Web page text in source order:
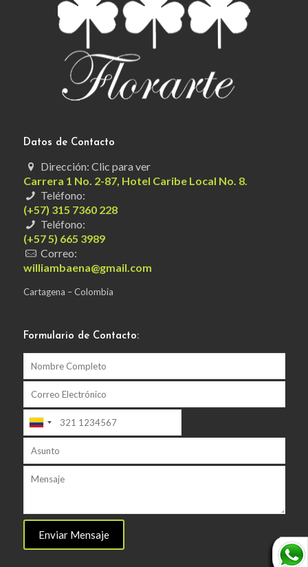
Datos de Contacto
Dirección: Clic para ver
Carrera 1 No. 2-87, Hotel Caribe Local No. 8.
Teléfono:
(+57) 315 7360 228
Teléfono:
(+57 5) 665 3989
Correo:
williambaena@gmail.com
Cartagena – Colombia
Formulario de Contacto: